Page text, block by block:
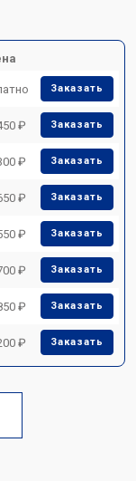
Заказать
₽ Заказать
₽ Заказать
₽ Заказать
₽ Заказать
₽ Заказать
₽ Заказать
₽ Заказать